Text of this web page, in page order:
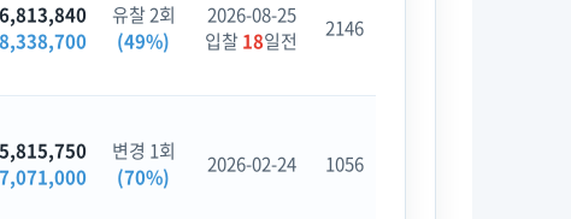
유찰 2회
(49%)
2026-08-25
입찰18일전 2146
변경 1회
(70%)
2026-02-24 1056